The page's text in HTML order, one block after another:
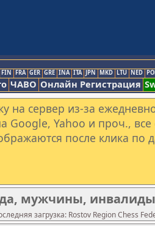
FIN FRA GER GRE INA ITA JPN MKD LTU NED
ЧАВО Онлайн Регистрация
на сервер из-за
Google, Yahoo и проч.,
после клика по
мужчины,
загрузка: Rostov Region Chess